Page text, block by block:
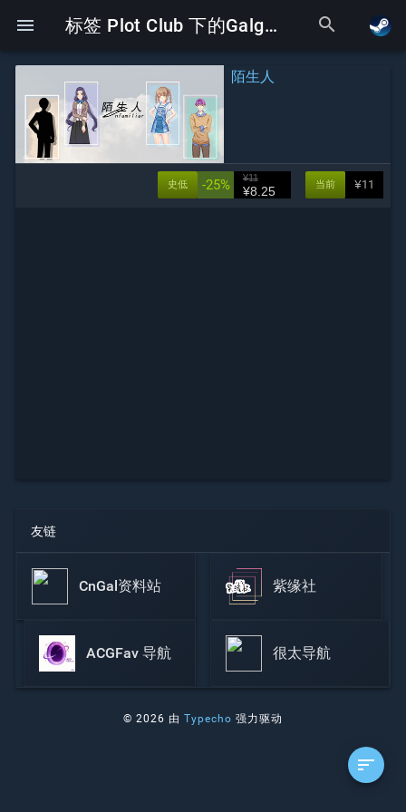
menu 标签 Plot Club 下的Galgame search
陌生人
¥11
当前
-25% ¥11
¥8.25
史低
友链
CnGal资料站 紫缘社
ACGFav 导航 很太导航
© 2026 由Typecho 强力驱动
sort